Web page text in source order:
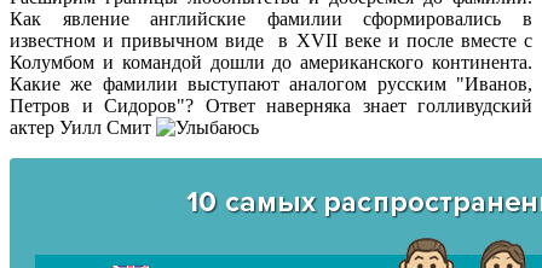
Как явление английские фамилии сформировались в
известном и привычном виде в XVII веке и после вместе с
Колумбом и командой дошли до американского континента.
Какие же фамилии выступают аналогом русским "Иванов,
Петров и Сидоров"? Ответ наверняка знает голливудский
актер Уилл Смит